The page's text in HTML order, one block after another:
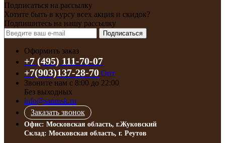
Подписаться на рассылку
Хотите быть в курсу всех акция и скидок?
Подпишитесь на нашу рассылку
Подписаться
Оформить заказ
+7 (495) 111-70-07
+7(903)137-28-70 Опт
Звоните нам с 8:00 до 22:00
Без выходных
info@sanmsk.ru
Заказать звонок
Офис: Московская область, г.Жуковский
Склад: Московская область, г. Реутов